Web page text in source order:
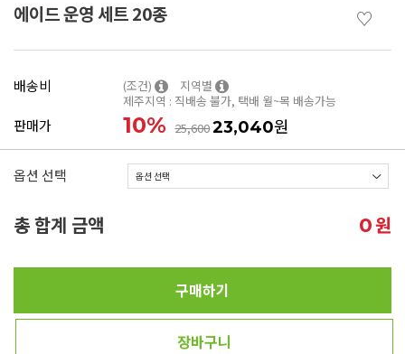
에이드 운영 세트 20종 ♡
배송비 (조건)
지역별
제주지역 : 직배송 불가, 택배 월~목 배송가능
판매가 10% 25,60023,040원
옵션 선택
총 합계 금액 0원
구매하기
장바구니